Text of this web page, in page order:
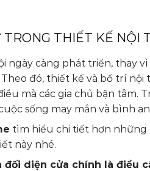
THIẾT KẾ NỘI
ngày càng phát triển, thay
đó, thiết kế và bố trí
mà các gia chủ bận tâm.
sống may mắn và bình
tìm hiểu chi tiết hơn những
này nhé.
đối diện cửa chính là điều